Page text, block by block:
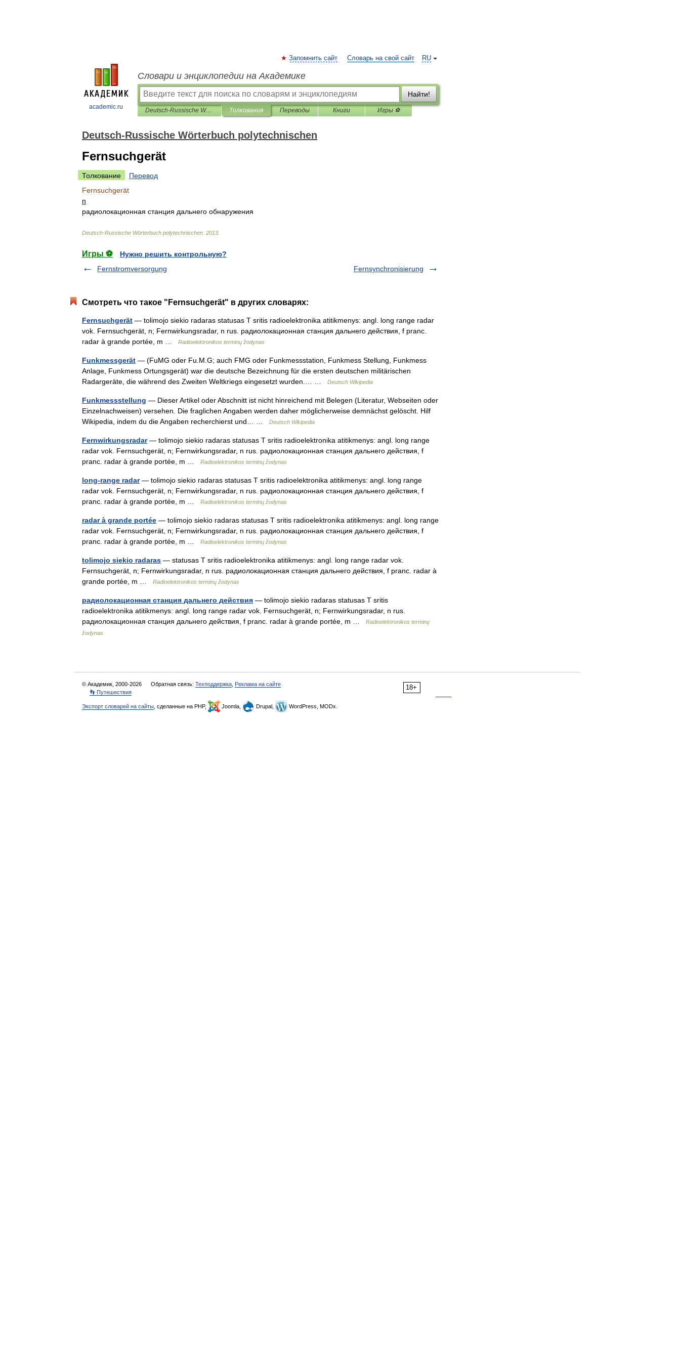
academic.ru
RU
Запомнить сайт Словарь на свой сайт
Словари и энциклопедии на Академике
Найти!
Deutsch-Russische Wörterbuch polytechnischen Толкования Переводы Книги Игры ⚽
Deutsch-Russische Wörterbuch polytechnischen
Fernsuchgerät
Толкование
Перевод
Fernsuchgerät
n
радиолокационная станция дальнего обнаружения
Deutsch-Russische Wörterbuch polytechnischen 2013
Игры ⚽
Нужно решить контрольную?
Fernstromversorgung
Fernsynchronisierung
Смотреть что такое "Fernsuchgerät" в других словарях:
Fernsuchgerät — tolimojo siekio radaras statusas T sritis radioelektronika atitikmenys: angl. long range radar
vok. Fernsuchgerät, n; Fernwirkungsradar, n rus. радиолокационная станция дальнего действия, f pranc.
radar à grande portée, m …
Radioelektronikos terminų žodynas
Funkmessgerät — (FuMG oder Fu.M.G; auch FMG oder Funkmessstation, Funkmess Stellung, Funkmess
Anlage, Funkmess Ortungsgerät) war die deutsche Bezeichnung für die ersten deutschen militärischen
Radargeräte, die während des Zweiten Weltkriegs eingesetzt wurden.… …
Deutsch Wikipedia
Funkmessstellung — Dieser Artikel oder Abschnitt ist nicht hinreichend mit Belegen (Literatur, Webseiten oder
Einzelnachweisen) versehen. Die fraglichen Angaben werden daher möglicherweise demnächst gelöscht. Hilf
Wikipedia, indem du die Angaben recherchierst und… …
Deutsch Wikipedia
Fernwirkungsradar— tolimojo siekio radaras statusas T sritis radioelektronika atitikmenys: angl. long range
radar vok. Fernsuchgerät, n; Fernwirkungsradar, n rus. радиолокационная станция дальнего действия, f
pranc. radar à grande portée, m …
Radioelektronikos terminų žodynas
long-range radar— tolimojo siekio radaras statusas T sritis radioelektronika atitikmenys: angl. long range
radar vok. Fernsuchgerät, n; Fernwirkungsradar, n rus. радиолокационная станция дальнего действия, f
pranc. radar à grande portée, m …
Radioelektronikos terminų žodynas
radar à grande portée — tolimojo siekio radaras statusas T sritis radioelektronika atitikmenys: angl. long range
radar vok. Fernsuchgerät, n; Fernwirkungsradar, n rus. радиолокационная станция дальнего действия, f
pranc. radar à grande portée, m …
Radioelektronikos terminų žodynas
tolimojo siekio radaras — statusas T sritis radioelektronika atitikmenys: angl. long range radar vok.
Fernsuchgerät, n; Fernwirkungsradar, n rus. радиолокационная станция дальнего действия, f pranc. radar à
grande portée, m …
Radioelektronikos terminų žodynas
радиолокационная станция дальнего действия — tolimojo siekio radaras statusas T sritis
radioelektronika atitikmenys: angl. long range radar vok. Fernsuchgerät, n; Fernwirkungsradar, n rus.
радиолокационная станция дальнего действия, f pranc. radar à grande portée, m …
Radioelektronikos terminų
žodynas
18+
© Академик, 2000-2026 Обратная связь: Техподдержка Реклама на сайте
👣 Путешествия
Экспорт словарей на сайты , сделанные на PHP, Joomla, Drupal, WordPress, MODx.